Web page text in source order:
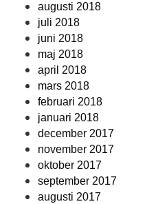
augusti 2018
juli 2018
juni 2018
maj 2018
april 2018
mars 2018
februari 2018
januari 2018
december 2017
november 2017
oktober 2017
september 2017
augusti 2017